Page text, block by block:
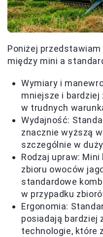
Poniżej
między mini a
Wymiary i
mniejsze i bardziej
w trudnych
Wydajność:
znacznie wyższą
szczególnie w
Rodzaj upraw:
zbioru owoców
standardowe
w przypadku
Ergonomia:
posiadają bardziej
technologie, które